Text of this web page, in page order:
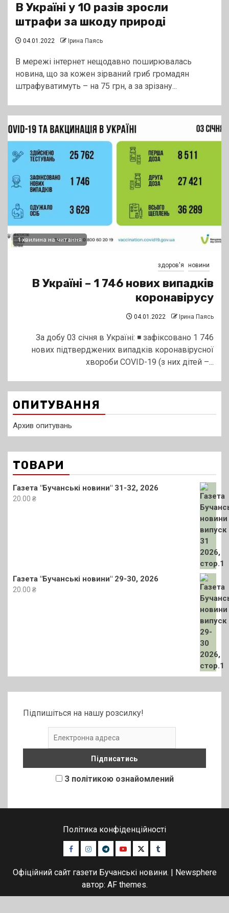
В Україні у 10 разів зросли
штрафи за шкоду природі
04.01.2022 Ірина Паясь
В мережі інтернет нещодавно поширювалась
новина, що за кожен зірваний гриб громадян
штрафуватимуть – на 75 грн, а за зрізану...
1 хвилина на читання
здоров'я новини
В Україні – 1 746 нових випадків
коронавірусу
04.01.2022 Ірина Паясь
За добу 03 січня в Україні: ◾ зафіксовано 1 746
нових підтверджених випадків коронавірусної
хвороби COVID-19 (з них дітей –...
ОПИТУВАННЯ
Архив опитувань
ТОВАРИ
Газета "Бучанські новини" 31-32, 2026
20.00 ₴
Газета "Бучанські новини" 29-30, 2026
20.00 ₴
Підпишіться на нашу розсилку!
З політикою ознайомлений
Політика конфіденційності
Facebook
Instagram
TelegramYoutubeTwitterTumblr
Офіційний сайт газети Бучанські новини.
Newsphere
автор: AF themes.